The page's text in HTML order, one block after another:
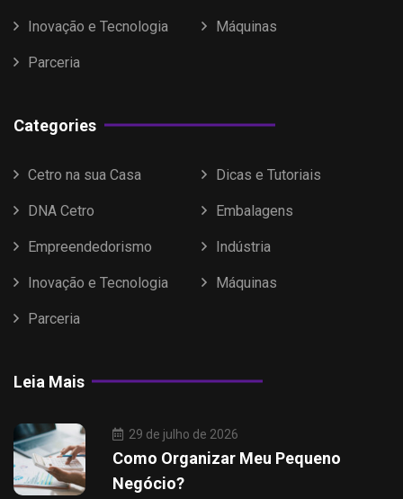
Inovação e Tecnologia Máquinas
Parceria
Categories
Cetro na sua Casa Dicas e Tutoriais
DNA Cetro Embalagens
Empreendedorismo Indústria
Inovação e Tecnologia Máquinas
Parceria
Leia Mais
29 de julho de 2026
Como Organizar Meu Pequeno
Negócio?